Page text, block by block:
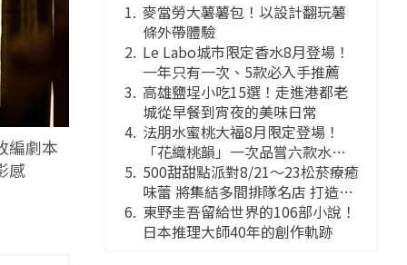
編劇本
感
麥當勞大薯薯包！以設計翻玩薯
條外帶體驗
Le Labo城市限定香水8月登場！
一年只有一次、5款必入手推薦
高雄鹽埕小吃15選！走進港都老
城從早餐到宵夜的美味日常
法朋水蜜桃大福8月限定登場！
「花織桃韻」一次品嘗六款水蜜
桃花果大福
500甜甜點派對8/21～23松菸療癒
味蕾 將集結多間排隊名店 打造靈
感創意的舞台
東野圭吾留給世界的106部小說！
日本推理大師40年的創作軌跡